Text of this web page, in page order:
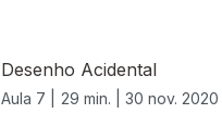
Desenho Acidental
Aula 7 | 29 min. | 30 nov. 2020